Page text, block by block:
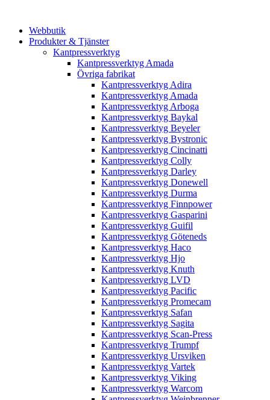
Webbutik
Produkter & Tjänster
Kantpressverktyg
Kantpressverktyg Amada
Övriga fabrikat
Kantpressverktyg Adira
Kantpressverktyg Amada
Kantpressverktyg Arboga
Kantpressverktyg Baykal
Kantpressverktyg Beyeler
Kantpressverktyg Bystronic
Kantpressverktyg Cincinatti
Kantpressverktyg Colly
Kantpressverktyg Darley
Kantpressverktyg Donewell
Kantpressverktyg Durma
Kantpressverktyg Finnpower
Kantpressverktyg Gasparini
Kantpressverktyg Guifil
Kantpressverktyg Göteneds
Kantpressverktyg Haco
Kantpressverktyg Hjo
Kantpressverktyg Knuth
Kantpressverktyg LVD
Kantpressverktyg Pacific
Kantpressverktyg Promecam
Kantpressverktyg Safan
Kantpressverktyg Sagita
Kantpressverktyg Scan-Press
Kantpressverktyg Trumpf
Kantpressverktyg Ursviken
Kantpressverktyg Vartek
Kantpressverktyg Viking
Kantpressverktyg Warcom